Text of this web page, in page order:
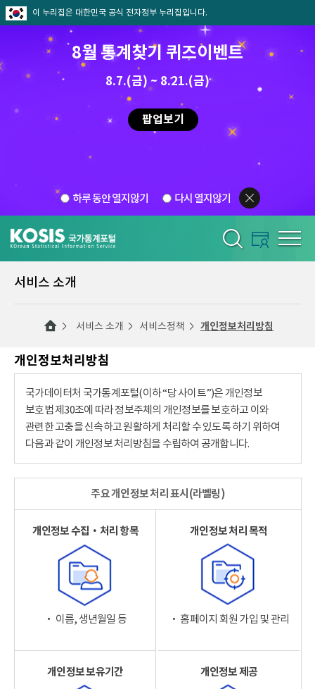
이 누리집은 대한민국 공식 전자정부 누리집입니다.
8월 통계찾기 퀴즈이벤트
8.7.(금) ~ 8.21.(금)
팝업보기
하루 동안 열지않기 다시 열지않기
서비스 소개
서비스 소개 서비스정책 개인정보처리방침
개인정보처리방침
국가데이터처 국가통계포털(이하 “당 사이트”)은 개인정보
보호법 제30조에 따라 정보주체의 개인정보를 보호하고 이와
관련한 고충을 신속하고 원활하게 처리할 수 있도록 하기 위하여
다음과 같이 개인정보 처리방침을 수립하여 공개합니다.
주요 개인정보 처리 표시(라벨링)
개인정보 수집‧처리 항목
‧ 이름, 생년월일 등
개인정보 처리 목적
‧ 홈페이지 회원 가입 및 관리
개인정보 보유기간 개인정보 제공